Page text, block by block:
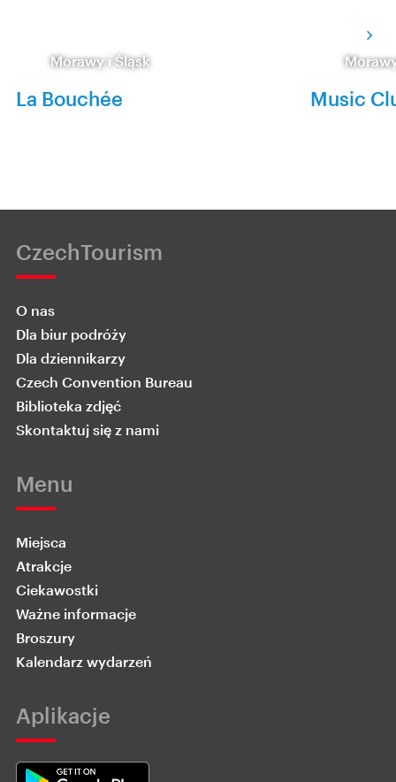
Morawy i Śląsk
La Bouchée Music
CzechTourism
O nas
Dla biur podróży
Dla dziennikarzy
Czech Convention Bureau
Biblioteka zdjęć
Skontaktuj się z nami
Menu
Miejsca
Atrakcje
Ciekawostki
Ważne informacje
Broszury
Kalendarz wydarzeń
Aplikacje